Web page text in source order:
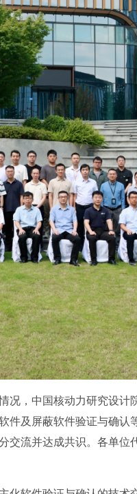
况，中国核动力研究设计
件及屏蔽软件验证与确认
交流并达成共识。各单位